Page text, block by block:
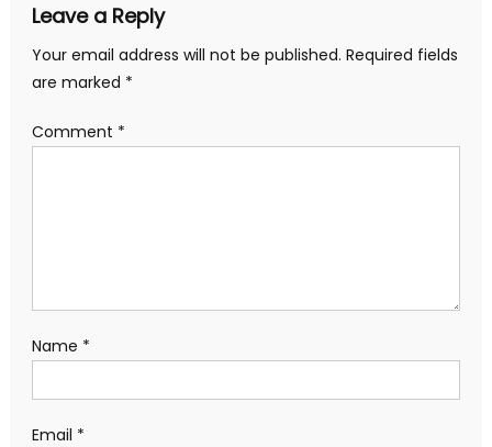
Leave a Reply
Your email address will not be published. Required fields
are marked *
Comment *
Name *
Email *